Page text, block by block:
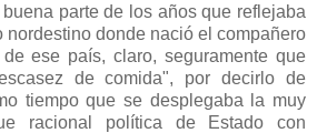
parte de los años que reflejaba
nordestino donde nació el compañero
ese país, claro, seguramente que
de comida", por decirlo de
tiempo que se desplegaba la muy
racional política de Estado con